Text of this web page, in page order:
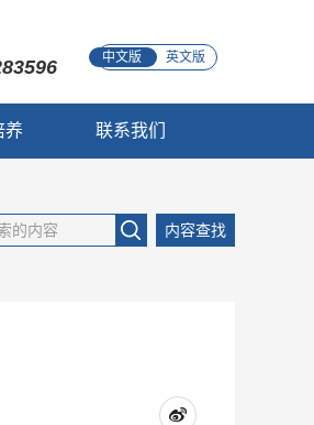
中文版 英文版
养 联系我们
内容查找